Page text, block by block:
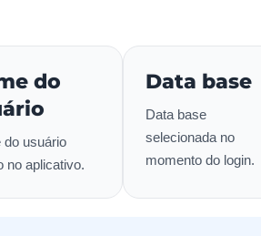
do
do usuário
no aplicativo.
Data base
Data base
selecionada no
momento do login.